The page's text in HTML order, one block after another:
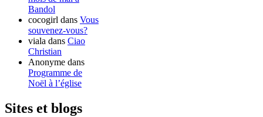
Bandol
cocogirl dans Vous
souvenez-vous?
viala dans Ciao
Christian
Anonyme dans
Programme de
Noël à l’église
Sites et blogs